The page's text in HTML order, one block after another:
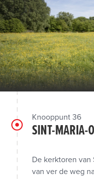
Knooppunt 36
SINT-MARIA-
De kerktoren
van ver de weg